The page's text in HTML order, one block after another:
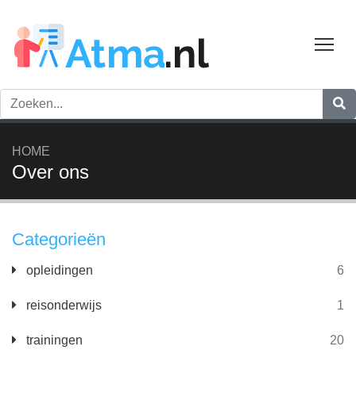
HOME
Over ons
Categorieën
opleidingen 6
reisonderwijs 1
trainingen 20